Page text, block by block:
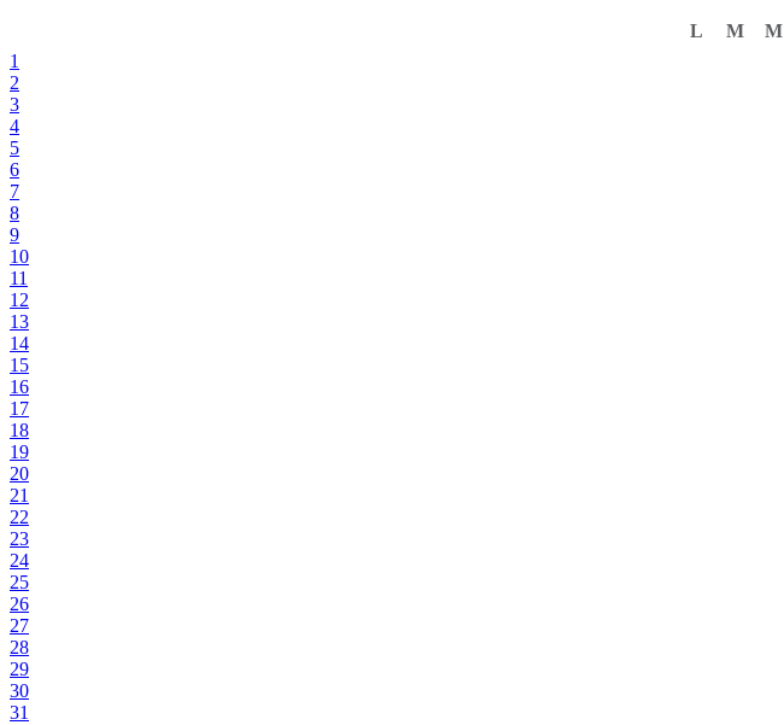
L M M
1
2
3
4
5
6
7
8
9
10
11
12
13
14
15
16
17
18
19
20
21
22
23
24
25
26
27
28
29
30
31